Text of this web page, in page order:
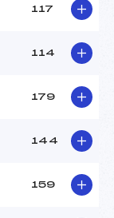
117
114
179
144
159